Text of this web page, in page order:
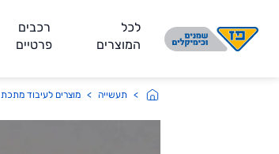
לכל
המוצרים
רכבים
פרטיים
תעשייה מוצרים לעיבוד מתכת